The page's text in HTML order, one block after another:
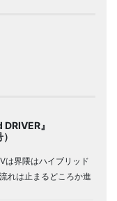
』
は界隈はハイブリッド
れは止まるどころか進